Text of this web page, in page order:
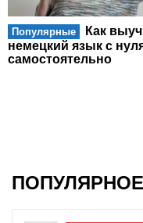
Популярные
Как
немецкий язык с
самостоятельно
ПОПУЛЯРНОЕ